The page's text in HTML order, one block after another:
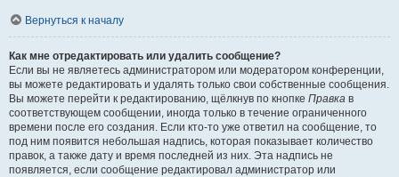
Вернуться к началу
Как мне отредактировать или удалить сообщение?
Если вы не являетесь администратором или модератором конференции,
вы можете редактировать и удалять только свои собственные сообщения.
Вы можете перейти к редактированию, щёлкнув по кнопке Правка в
соответствующем сообщении, иногда только в течение ограниченного
времени после его создания. Если кто-то уже ответил на сообщение, то
под ним появится небольшая надпись, которая показывает количество
правок, а также дату и время последней из них. Эта надпись не
появляется, если сообщение редактировал администратор или